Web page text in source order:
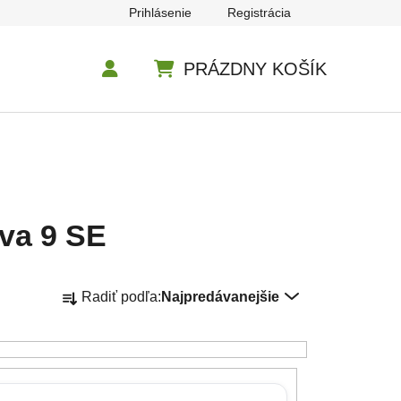
Prihlásenie Registrácia
PRÁZDNY KOŠÍK
9 SE
Radiť podľa: Najpredávanejšie